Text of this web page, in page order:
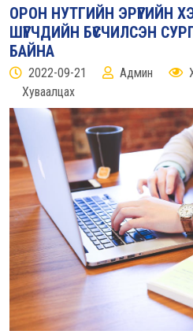
ОРОН НУТГИЙН ЭРҮҮГИЙН
ШҮҮГЧДИЙН БҮСЧИЛСЭН
БАЙНА
2022-09-21 Админ
Хуваалцах